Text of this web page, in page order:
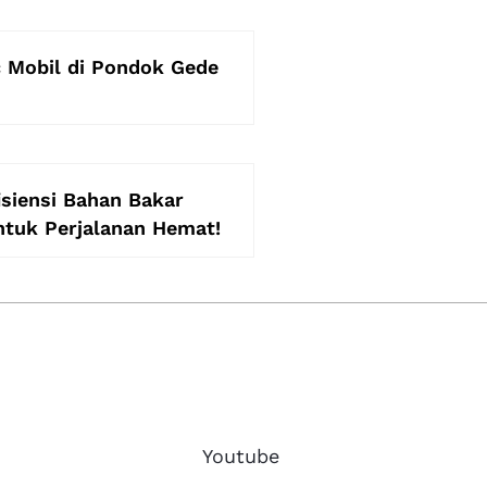
Mobil di Pondok Gede
Bahan Bakar
Perjalanan Hemat!
Youtube